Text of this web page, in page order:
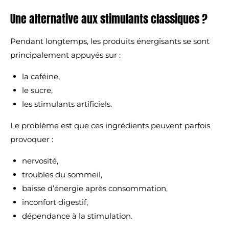
Une alternative aux stimulants classiques ?
Pendant longtemps, les produits énergisants se sont
principalement appuyés sur :
la caféine,
le sucre,
les stimulants artificiels.
Le problème est que ces ingrédients peuvent parfois
provoquer :
nervosité,
troubles du sommeil,
baisse d’énergie après consommation,
inconfort digestif,
dépendance à la stimulation.